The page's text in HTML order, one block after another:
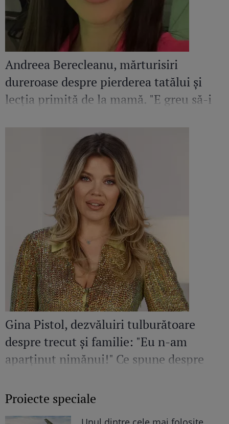
Andreea Berecleanu, mărturisiri
dureroase despre pierderea tatălui și
lecția primită de la mamă. "E greu să-i
Gina Pistol, dezvăluiri tulburătoare
despre trecut și familie: "Eu n-am
aparținut nimănui!" Ce spune despre
Proiecte speciale